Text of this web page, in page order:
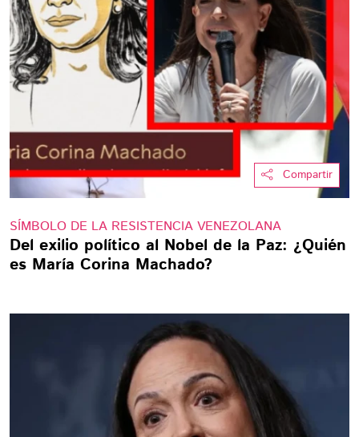
Compartir
SÍMBOLO DE LA RESISTENCIA VENEZOLANA
Del exilio político al Nobel de la Paz: ¿Quién
es María Corina Machado?